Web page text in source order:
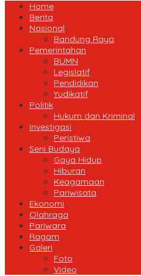
Home
Berita
Nasional
Bandung Raya
Pemerintahan
BUMN
Legislatif
Pendidikan
Yudikatif
Politik
Hukum dan Kriminal
Investigasi
Peristiwa
Seni Budaya
Gaya Hidup
Hiburan
Keagamaan
Pariwisata
Ekonomi
Olahraga
Pariwara
Ragam
Galeri
Foto
Video